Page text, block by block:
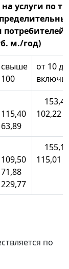
услуги по
м./год)
свыше
100
от 10
115,40
63,89
153,49
102,22
109,50
71,88
229,77
155,12
115,01
по